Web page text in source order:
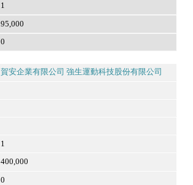
1
95,000
0
賀安企業有限公司 強生運動科技股份有限公司
1
400,000
0